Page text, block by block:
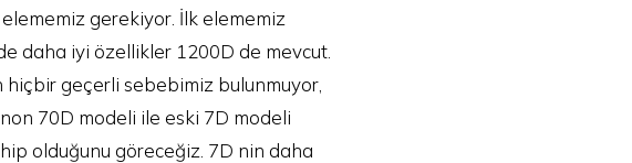
gerekiyor. İlk elememiz
daha iyi özellikler 1200D de mevcut.
geçerli sebebimiz bulunmuyor,
70D modeli ile eski 7D modeli
olduğunu göreceğiz. 7D nin daha